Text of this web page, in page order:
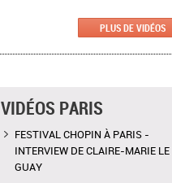
PLUS DE VIDÉOS
VIDÉOS PARIS
FESTIVAL CHOPIN À PARIS -
INTERVIEW DE CLAIRE-MARIE LE
GUAY